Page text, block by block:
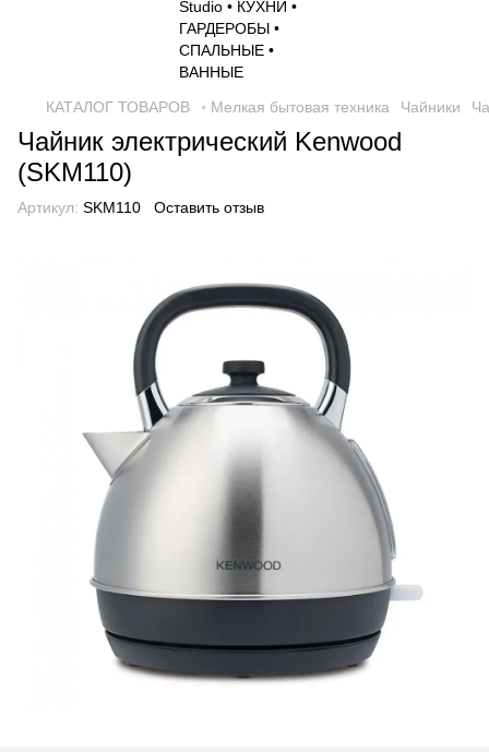
КАТАЛОГ ТОВАРОВ ◦ Мелкая бытовая техника Чайники
Чайник электрический Kenwood
(SKM110)
Артикул: SKM110 Оставить отзыв